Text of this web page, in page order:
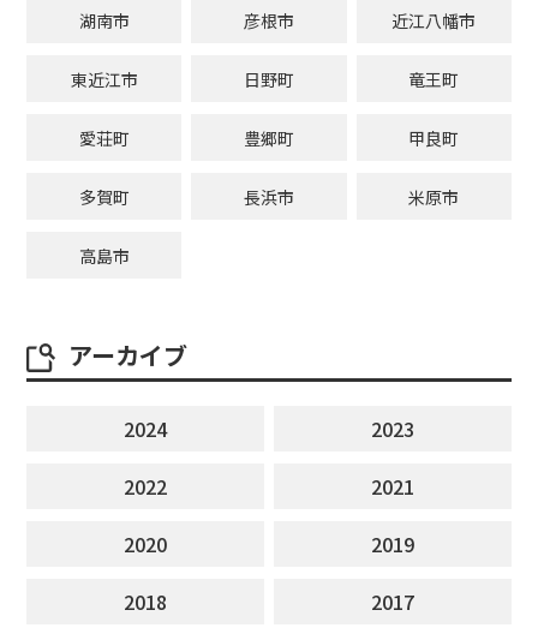
湖南市 彦根市 近江八幡市
東近江市 日野町 竜王町
愛荘町 豊郷町 甲良町
多賀町 長浜市 米原市
高島市
アーカイブ
2024
2023
2022
2021
2020
2019
2018
2017